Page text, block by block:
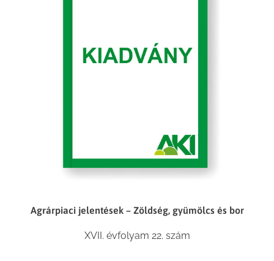
Agrárpiaci jelentések – Zöldség, gyümölcs és bor
XVII. évfolyam 22. szám